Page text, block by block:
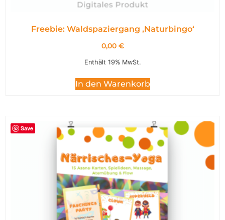
Freebie: Waldspaziergang ,Naturbingo‘
0,00 €
Enthält 19% MwSt.
In den Warenkorb
Save